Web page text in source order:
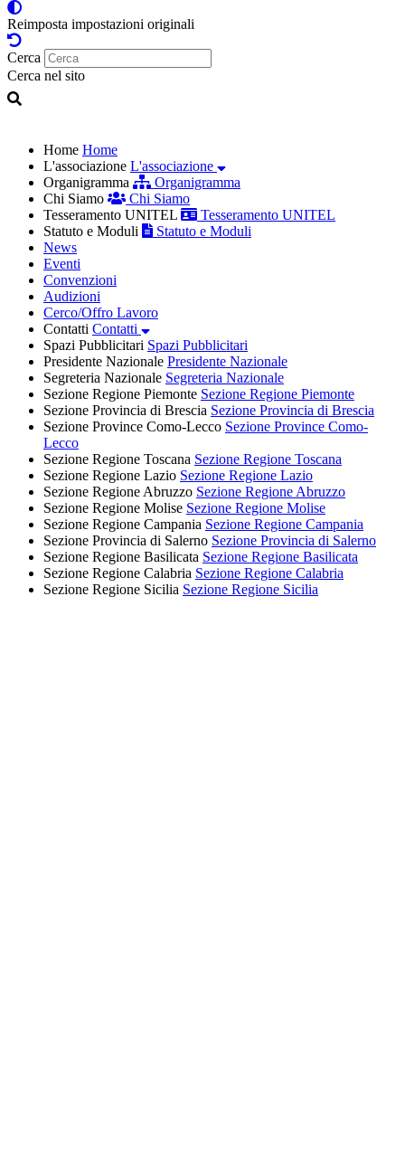
Reimposta impostazioni originali
Cerca
Cerca nel sito
Home Home
L'associazione L'associazione
Organigramma
Organigramma
Chi Siamo
Chi Siamo
Tesseramento UNITEL
Tesseramento UNITEL
Statuto e Moduli
Statuto e Moduli
News
Eventi
Convenzioni
Audizioni
Cerco/Offro Lavoro
Contatti Contatti
Spazi Pubblicitari Spazi Pubblicitari
Presidente Nazionale Presidente Nazionale
Segreteria Nazionale Segreteria Nazionale
Sezione Regione Piemonte Sezione Regione Piemonte
Sezione Provincia di Brescia Sezione Provincia di Brescia
Sezione Province Como-Lecco Sezione Province Como-
Lecco
Sezione Regione Toscana Sezione Regione Toscana
Sezione Regione Lazio Sezione Regione Lazio
Sezione Regione Abruzzo Sezione Regione Abruzzo
Sezione Regione Molise Sezione Regione Molise
Sezione Regione Campania Sezione Regione Campania
Sezione Provincia di Salerno Sezione Provincia di Salerno
Sezione Regione Basilicata Sezione Regione Basilicata
Sezione Regione Calabria Sezione Regione Calabria
Sezione Regione Sicilia Sezione Regione Sicilia